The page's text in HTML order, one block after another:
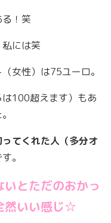
！笑
には笑
女性）は75ユーロ。
100超えます）もあ
てくれた人（多分オ
。
とただのおかっ
然いい感じ☆